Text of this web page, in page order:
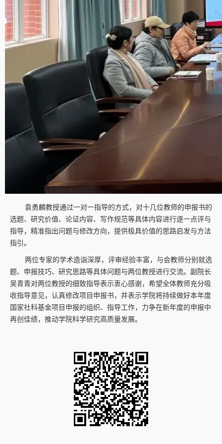
袁勇麟教授通过一对一指导的方式，对十几位教师的申报书的
选题、研究价值、论证内容、写作规范等具体内容进行逐一点评与
指导，精准指出问题与修改方向，提供极具价值的思路启发与方法
指引。
两位专家的学术造诣深厚，评审经验丰富，与会教师分别就选
题、申报技巧、研究思路等具体问题与两位教授进行交流。副院长
吴青青对两位教授的细致指导表示衷心感谢，希望全体教师充分吸
收指导意见，认真修改项目申报书，并表示学院将持续做好本年度
国家社科基金项目申报的组织、指导工作，力争在新年度的申报中
再创佳绩，推动学院科学研究高质量发展。